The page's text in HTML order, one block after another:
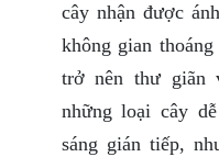
cây nhận được
không gian
trở nên thư giãn
những loại cây
sáng gián tiếp,